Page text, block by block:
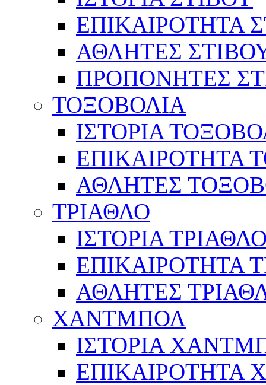
ΕΠΙΚΑΙΡΟΤΗΤΑ
ΑΘΛΗΤΕΣ
ΠΡΟΠΟΝΗΤΕΣ
ΤΟΞΟΒΟΛΙΑ
ΙΣΤΟΡΙΑ
ΕΠΙΚΑΙΡΟΤΗΤΑ
ΑΘΛΗΤΕΣ
ΤΡΙΑΘΛΟ
ΙΣΤΟΡΙΑ
ΕΠΙΚΑΙΡΟΤΗΤΑ
ΑΘΛΗΤΕΣ
ΧΑΝΤΜΠΟΛ
ΙΣΤΟΡΙΑ
ΕΠΙΚΑΙΡΟΤΗΤΑ